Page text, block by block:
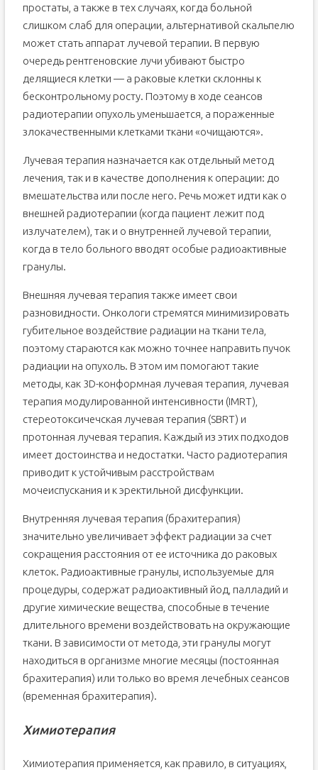
простаты, а также в тех случаях, когда больной
слишком слаб для операции, альтернативой скальпелю
может стать аппарат лучевой терапии. В первую
очередь рентгеновские лучи убивают быстро
делящиеся клетки — а раковые клетки склонны к
бесконтрольному росту. Поэтому в ходе сеансов
радиотерапии опухоль уменьшается, а пораженные
злокачественными клетками ткани «очищаются».
Лучевая терапия назначается как отдельный метод
лечения, так и в качестве дополнения к операции: до
вмешательства или после него. Речь может идти как о
внешней радиотерапии (когда пациент лежит под
излучателем), так и о внутренней лучевой терапии,
когда в тело больного вводят особые радиоактивные
гранулы.
Внешняя лучевая терапия также имеет свои
разновидности. Онкологи стремятся минимизировать
губительное воздействие радиации на ткани тела,
поэтому стараются как можно точнее направить пучок
радиации на опухоль. В этом им помогают такие
методы, как 3D-конформная лучевая терапия, лучевая
терапия модулированной интенсивности (IMRT),
стереотоксичечская лучевая терапия (SBRT) и
протонная лучевая терапия. Каждый из этих подходов
имеет достоинства и недостатки. Часто радиотерапия
приводит к устойчивым расстройствам
мочеиспускания и к эректильной дисфункции.
Внутренняя лучевая терапия (брахитерапия)
значительно увеличивает эффект радиации за счет
сокращения расстояния от ее источника до раковых
клеток. Радиоактивные гранулы, используемые для
процедуры, содержат радиоактивный йод, палладий и
другие химические вещества, способные в течение
длительного времени воздействовать на окружающие
ткани. В зависимости от метода, эти гранулы могут
находиться в организме многие месяцы (постоянная
брахитерапия) или только во время лечебных сеансов
(временная брахитерапия).
Химиотерапия
Химиотерапия применяется, как правило, в ситуациях,